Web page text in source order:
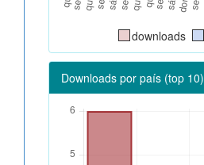
downloads
Downloads por país (top 10)